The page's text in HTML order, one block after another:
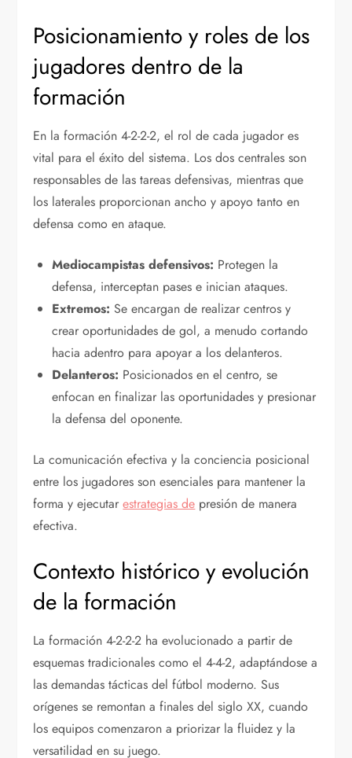
Posicionamiento y roles de los
jugadores dentro de la
formación
En la formación 4-2-2-2, el rol de cada jugador es
vital para el éxito del sistema. Los dos centrales son
responsables de las tareas defensivas, mientras que
los laterales proporcionan ancho y apoyo tanto en
defensa como en ataque.
Mediocampistas defensivos: Protegen la
defensa, interceptan pases e inician ataques.
Extremos: Se encargan de realizar centros y
crear oportunidades de gol, a menudo cortando
hacia adentro para apoyar a los delanteros.
Delanteros: Posicionados en el centro, se
enfocan en finalizar las oportunidades y presionar
la defensa del oponente.
La comunicación efectiva y la conciencia posicional
entre los jugadores son esenciales para mantener la
forma y ejecutarestrategias de presión de manera
efectiva.
Contexto histórico y evolución
de la formación
La formación 4-2-2-2 ha evolucionado a partir de
esquemas tradicionales como el 4-4-2, adaptándose a
las demandas tácticas del fútbol moderno. Sus
orígenes se remontan a finales del siglo XX, cuando
los equipos comenzaron a priorizar la fluidez y la
versatilidad en su juego.